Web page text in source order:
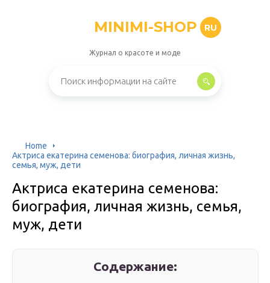
MINIMI-SHOP RU
Журнал о красоте и моде
Home
Актриса екатерина семенова: биография, личная жизнь,
семья, муж, дети
Актриса екатерина семенова:
биография, личная жизнь, семья,
муж, дети
Содержание: